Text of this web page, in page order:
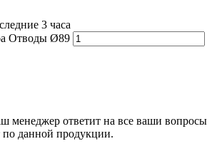
3 часа
Отводы Ø89
менеджер ответит на все ваши вопросы
по данной продукции.